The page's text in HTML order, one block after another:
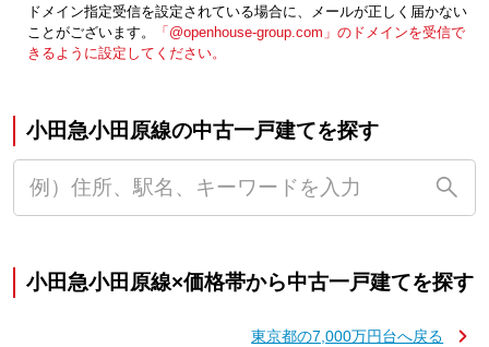
ドメイン指定受信を設定されている場合に、メールが正しく届かない
ことがございます。
「@openhouse-group.com」のドメインを受信で
きるように設定してください。
小田急小田原線の中古一戸建てを探す
小田急小田原線×価格帯から中古一戸建てを探す
東京都の7,000万円台へ戻る